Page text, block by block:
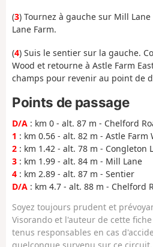
(3) Tournez à gauche sur Mill
Lane Farm.
(4) Suis le sentier sur la gauche.
Wood et retourne à Astle Farm
champs pour revenir au point de
Points de passage
D/A : km 0 - alt. 87 m - Chelford
1 : km 0.56 - alt. 82 m - Astle Farm
2 : km 1.42 - alt. 78 m - Congleton
3 : km 1.99 - alt. 84 m - Mill Lane
4 : km 2.89 - alt. 87 m - Sentier
D/A : km 4.7 - alt. 88 m - Chelford
Soyez toujours prudent et
Visorando et l'auteur de cette
tenus responsables en cas